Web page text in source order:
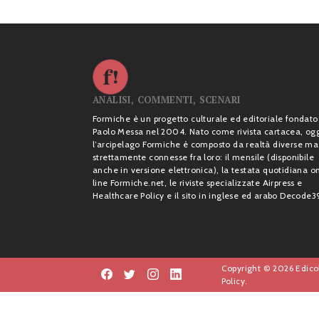
ANALISI, COMMENTI, SCENARI
Formiche è un progetto culturale ed editoriale fondato
Paolo Messa nel 2004. Nato come rivista cartacea,
l’arcipelago Formiche è composto da realtà diverse ma
strettamente connesse fra loro: il mensile (disponibile
anche in versione elettronica), la testata quotidiana
line Formiche.net, le riviste specializzate Airpress e
Healthcare Policy e il sito in inglese ed arabo
Copyright © 2026
Policy.